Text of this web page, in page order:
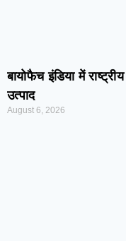
बायोफैच इंडिया में
उत्पाद
August 6, 2026